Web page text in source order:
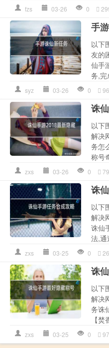
fzs 03-26 0
手
以下
友的
仙手
务,完
syz 03-26 0
诛
以下
解决
务怎
称号
zxs 03-26 0
诛
以下
解决
诛仙
法,通
zxs 03-25 0
诛
以下
解决
务诛
【
zxs 03-25 0